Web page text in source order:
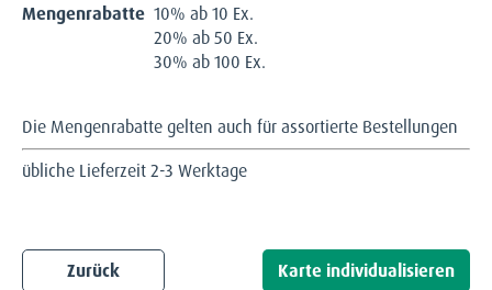
Mengenrabatte 10% ab 10 Ex.
20% ab 50 Ex.
30% ab 100 Ex.
Die Mengenrabatte gelten auch für assortierte Bestellungen
übliche Lieferzeit 2-3 Werktage
Zurück